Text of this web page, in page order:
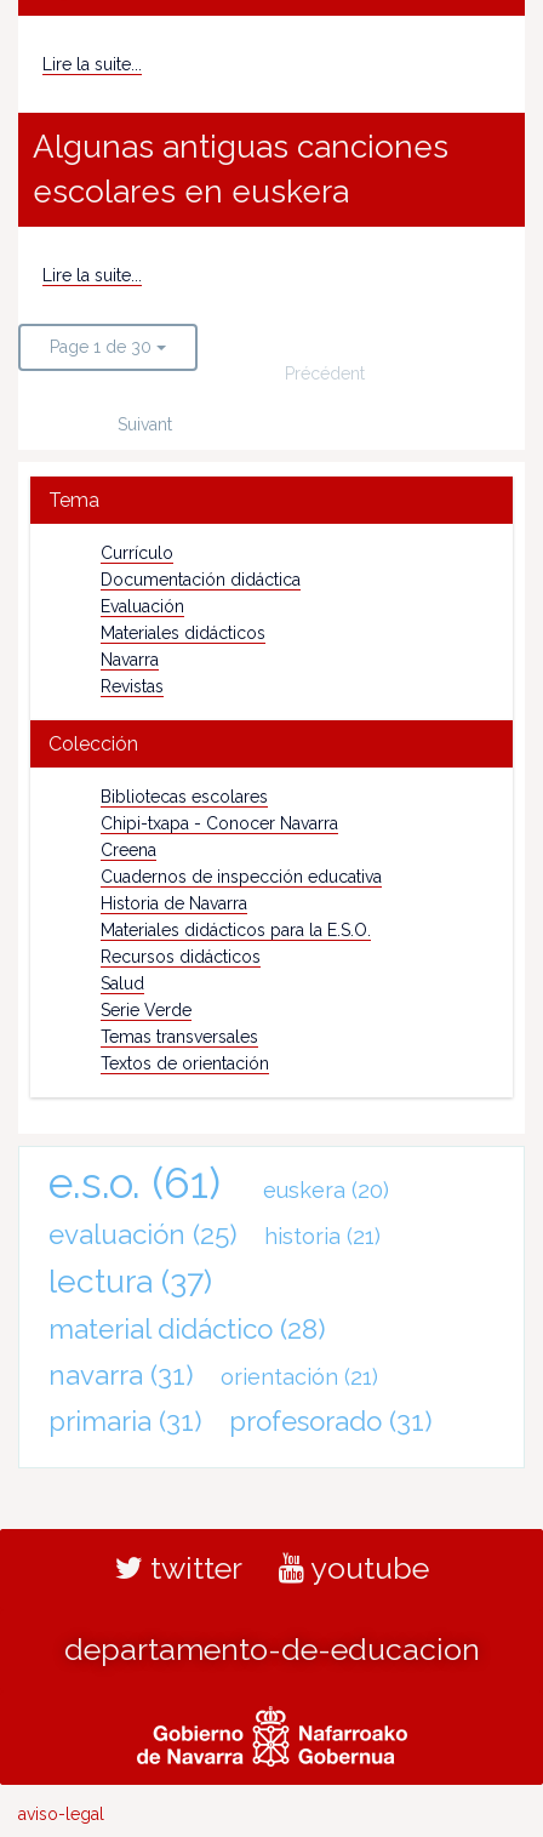
Lire la suite...
Algunas antiguas canciones
escolares en euskera
Lire la suite...
Page 1 de 30
Précédent
Suivant
Tema
Currículo
Documentación didáctica
Evaluación
Materiales didácticos
Navarra
Revistas
Colección
Bibliotecas escolares
Chipi-txapa - Conocer Navarra
Creena
Cuadernos de inspección educativa
Historia de Navarra
Materiales didácticos para la E.S.O.
Recursos didácticos
Salud
Serie Verde
Temas transversales
Textos de orientación
e.s.o. (61) euskera (20)
evaluación (25) historia (21)
lectura (37)
material didáctico (28)
navarra (31) orientación (21)
primaria (31) profesorado (31)
twitter youtube
departamento-de-educacion
aviso-legal